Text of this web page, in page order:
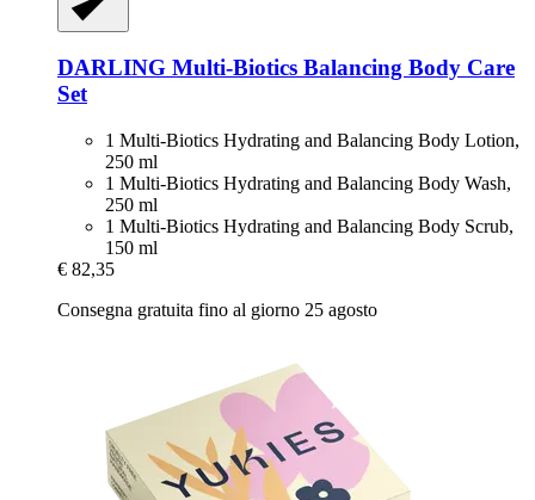
DARLING Multi-​Biotics Balancing Body Care
Set
1 Multi-Biotics Hydrating and Balancing Body Lotion,
250 ml
1 Multi-Biotics Hydrating and Balancing Body Wash,
250 ml
1 Multi-Biotics Hydrating and Balancing Body Scrub,
150 ml
€ 82,35
Consegna gratuita fino al giorno 25 agosto